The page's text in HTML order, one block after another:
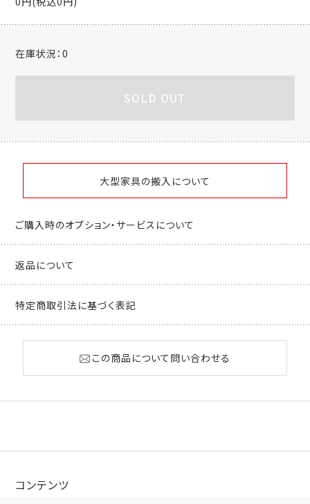
在庫状況：0
SOLD OUT
大型家具の搬入について
ご購入時のオプション・サービスについて
返品について
特定商取引法に基づく表記
この商品について問い合わせる
コンテンツ